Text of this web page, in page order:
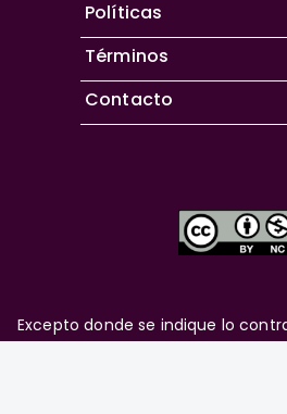
Políticas
Términos
Contacto
Excepto donde se indique lo
este sitio se encuentra bajo una